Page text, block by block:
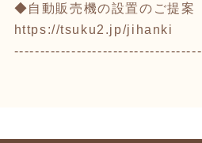
◆自動販売機の設置のご提案
https://tsuku2.jp/jihanki
------------------------------------